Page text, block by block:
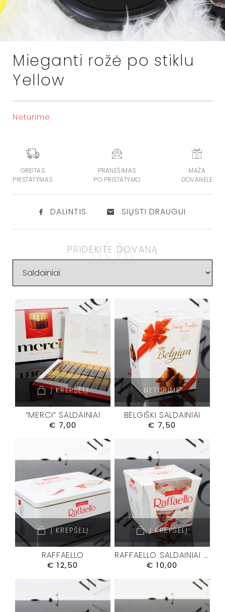
Mieganti rožė po stiklu
Yellow
Neturime
GREITAS
PRISTATYMAS
PRANEŠIMAS
PO PRISTATYMO
MAŽA
DOVANĖLĖ
DALINTIS SIŲSTI DRAUGUI
PRIDĖKITE DOVANĄ
Į KREPŠELĮ
“MERCI” SALDAINIAI
€ 7,00
NETURIME
BELGIŠKI SALDAINIAI
€ 7,50
Į KREPŠELĮ
RAFFAELLO
€ 12,50
Į KREPŠELĮ
RAFFAELLO SALDAINIAI M
€ 10,00